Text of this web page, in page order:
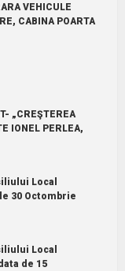
VEHICULE
CABINA POARTA
„CREŞTEREA
IONEL PERLEA,
Local
30 Octombrie
Local
de 15